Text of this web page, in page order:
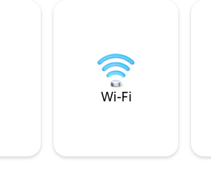
Wi-Fi